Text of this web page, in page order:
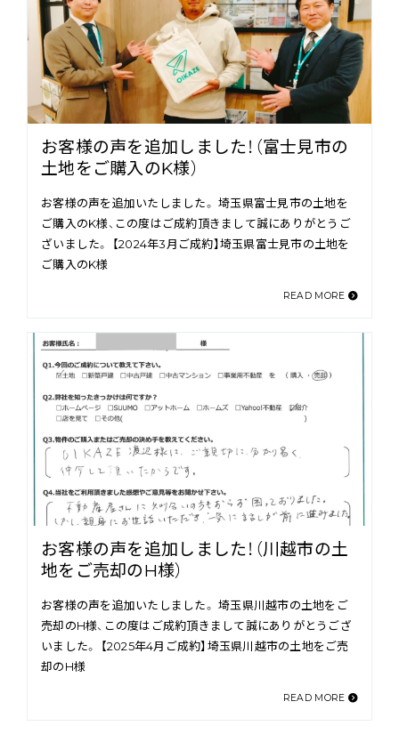
お客様の声を追加しました！（富士見市の
土地をご購入のK様）
お客様の声を追加いたしました。 埼玉県富士見市の土地を
ご購入のK様、この度はご成約頂きまして誠にありがとうご
ざいました。 【2024年3月ご成約】埼玉県富士見市の土地を
ご購入のK様
READ MORE
お客様の声を追加しました！（川越市の土
地をご売却のH様）
お客様の声を追加いたしました。 埼玉県川越市の土地をご
売却のH様、この度はご成約頂きまして誠にありがとうござ
いました。 【2025年4月ご成約】埼玉県川越市の土地をご売
却のH様
READ MORE